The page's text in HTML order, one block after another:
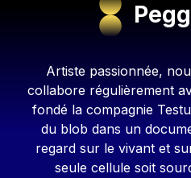
Contenu
Artiste passionnée,
collabore régulièrement
fondé la compagnie
du blob dans un
regard sur le vivant et
seule cellule soit